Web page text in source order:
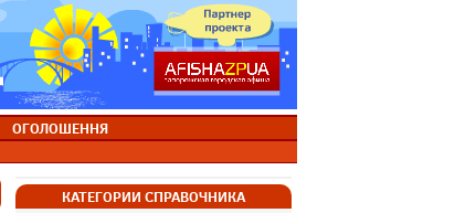
ОГОЛОШЕННЯ
КАТЕГОРИИ СПРАВОЧНИКА